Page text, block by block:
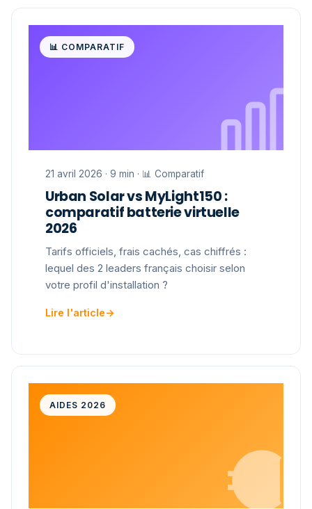
📊 COMPARATIF
21 avril 2026 · 9 min · 📊 Comparatif
Urban Solar vs MyLight150 :
comparatif batterie virtuelle
2026
Tarifs officiels, frais cachés, cas chiffrés :
lequel des 2 leaders français choisir selon
votre profil d'installation ?
Lire l'article→
AIDES 2026